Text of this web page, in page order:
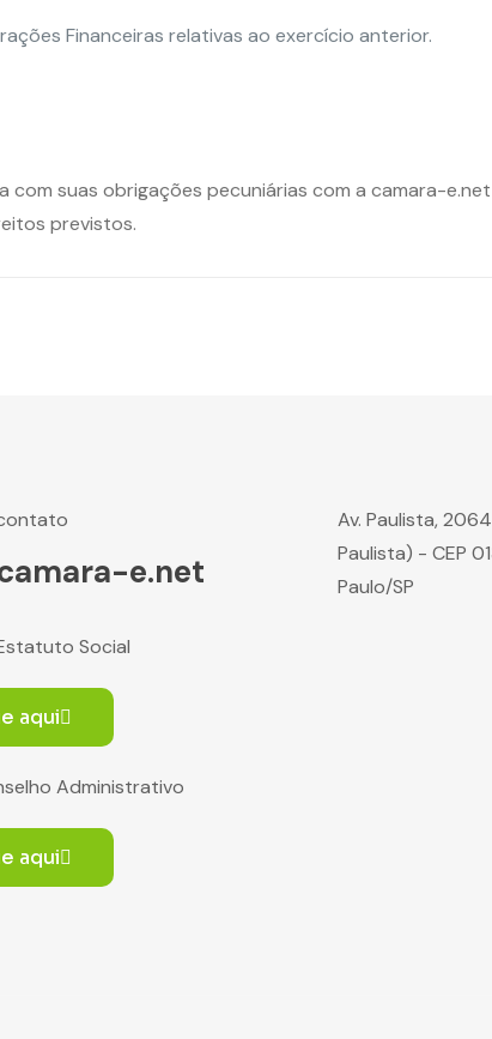
Financeiras relativas ao exercício anterior.
com suas obrigações pecuniárias com a camara-
previstos.
e.net
Social
aqui
Administrativo
aqui
Av. Paulista,
Paulista) - CEP
Paulo/SP